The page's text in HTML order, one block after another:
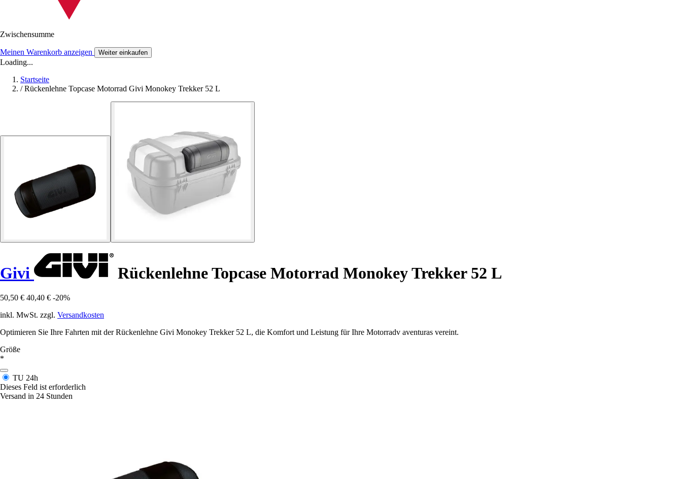
Zwischensumme
Meinen Warenkorb anzeigen Weiter einkaufen
Loading...
Startseite
/ Rückenlehne Topcase Motorrad Givi Monokey Trekker 52 L
Givi Rückenlehne Topcase Motorrad Monokey Trekker 52 L
50,50 € 40,40 € -20%
inkl. MwSt. zzgl. Versandkosten
Optimieren Sie Ihre Fahrten mit der Rückenlehne Givi Monokey Trekker 52 L, die Komfort und Leistung für Ihre Motorradv aventuras vereint.
Größe
*
TU 24h
Dieses Feld ist erforderlich
Versand in 24 Stunden